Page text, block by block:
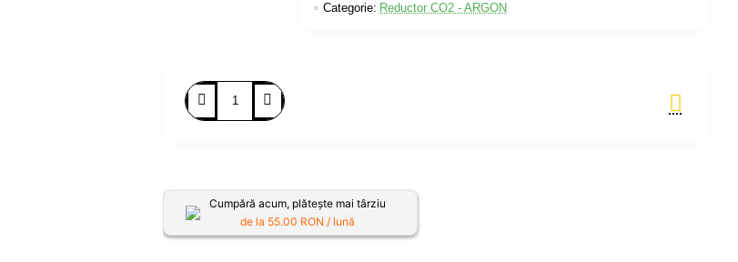
Categorie: Reductor CO2 - ARGON
Cumpără acum, plătește mai târziu
de la 55.00 RON / lună